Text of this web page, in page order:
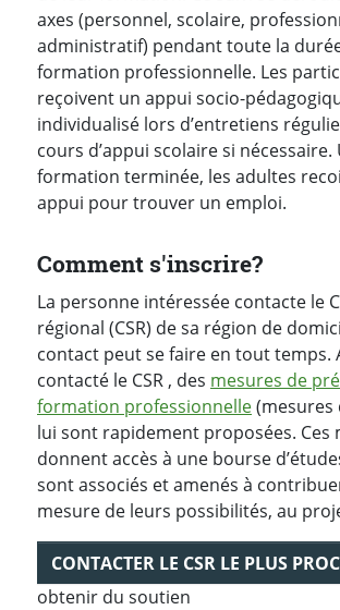
axes (personnel, scolaire,
administratif) pendant toute la
formation professionnelle. Les
reçoivent un appui socio-
individualisé lors d’entretiens
cours d’appui scolaire si nécessaire.
formation terminée, les adultes
appui pour trouver un emploi.
Comment s'inscrire?
La personne intéressée contacte le
régional (CSR) de sa région de
contact peut se faire en tout temps.
contacté le CSR , des mesures de
formation professionnelle(mesures
lui sont rapidement proposées. Ces
donnent accès à une bourse
sont associés et amenés à
mesure de leurs possibilités, au
CONTACTER LE CSR LE PLUS
obtenir du soutien